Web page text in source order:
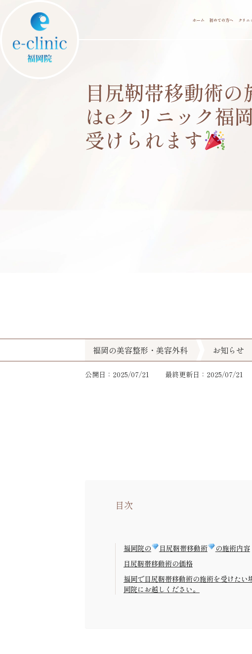
ホーム 初めての方へ クリニ
目尻靭帯移動術の
はeクリニック福
受けられます
福岡の美容整形・美容外科 お知らせ
公開日：2025/07/21 最終更新日：2025/07/21
目次
福岡院の 目尻靭帯移動術 の施術内容
目尻靭帯移動術の価格
福岡で目尻靭帯移動術の施術を受けたい
岡院にお越しください。